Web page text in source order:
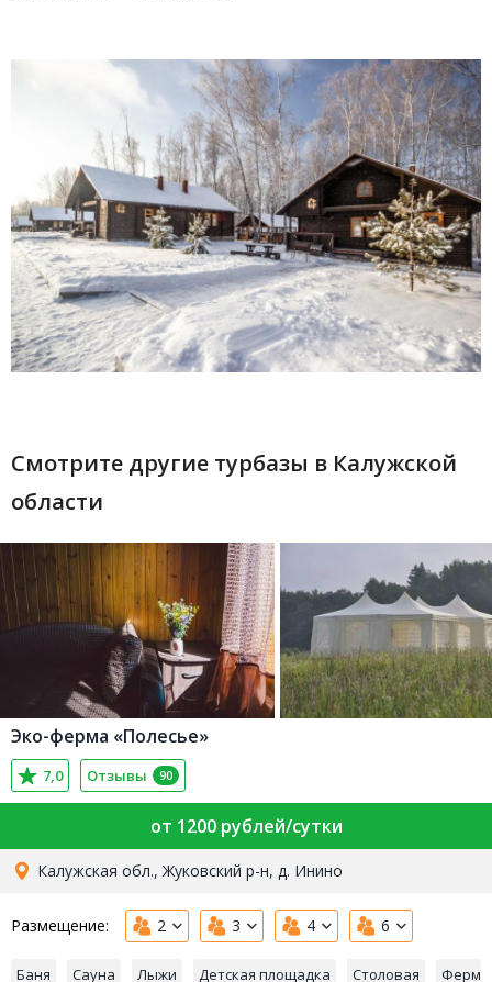
Смотрите другие турбазы в Калужской
области
Эко-ферма «Полесье»
7,0 Отзывы 90
от 1200 рублей/сутки
Калужская обл., Жуковский р-н, д. Инино
Размещение: 2 3 4 6
Баня Сауна Лыжи Детская площадка Столовая